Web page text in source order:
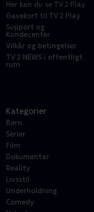
Her kan du se TV 2 Play
Gavekort til TV 2 Play
Support og
Kundecenter
Vilkår og betingelser
TV 2 NEWS i offentligt
rum
Kategorier
Børn
Serier
Film
Dokumentar
Reality
Livsstil
Underholdning
Comedy